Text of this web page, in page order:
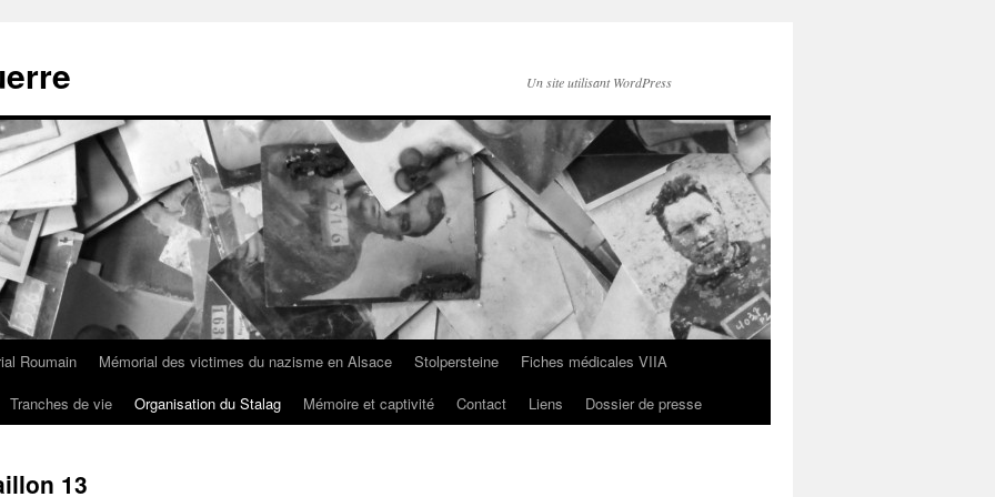
Un site utilisant WordPress
Roumain Mémorial des victimes du nazisme en Alsace Stolpersteine
Fiches médicales VIIA
Tranches de vie Organisation du Stalag Mémoire et captivité Contact Liens Dossier de presse
13